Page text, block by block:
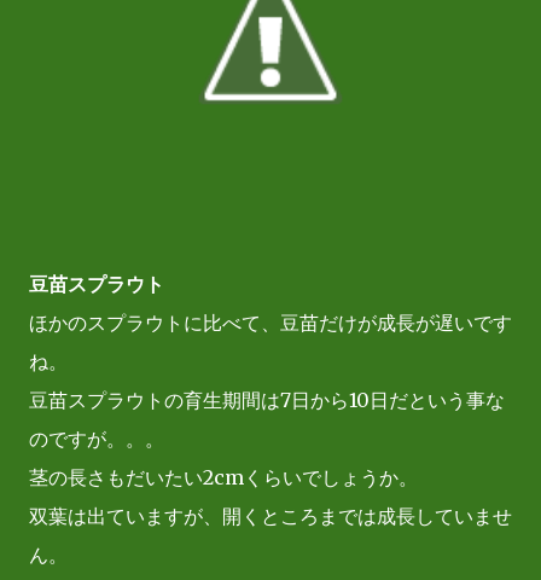
豆苗スプラウト
ほかのスプラウトに比べて、豆苗だけが成長が遅いです
ね。
豆苗スプラウトの育生期間は7日から10日だという事な
のですが。。。
茎の長さもだいたい2cmくらいでしょうか。
双葉は出ていますが、開くところまでは成長していませ
ん。